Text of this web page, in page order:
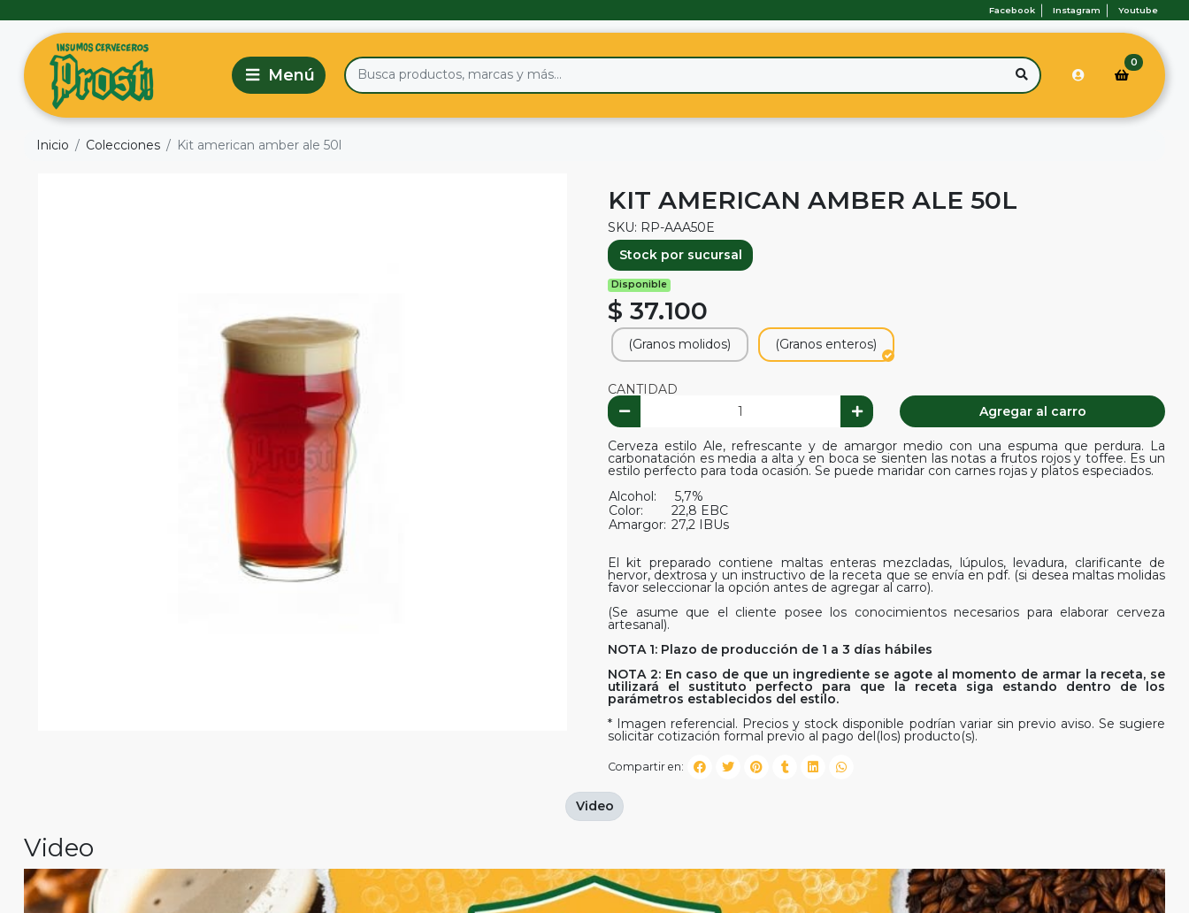
Facebook Instagram Youtube
0
Inicio Colecciones Kit american amber ale 50l
KIT AMERICAN AMBER ALE 50L
SKU: RP-AAA50E
Stock por sucursal
Disponible
$ 37.100
(Granos molidos) (Granos enteros)
CANTIDAD
Agregar al carro
Cerveza estilo Ale, refrescante y de amargor medio con una espuma que perdura. La
carbonatación es media a alta y en boca se sienten las notas a frutos rojos y toffee. Es un
estilo perfecto para toda ocasión. Se puede maridar con carnes rojas y platos especiados.
Alcohol:
5,7%
Color:
22,8 EBC
Amargor: 27,2 IBUs
El kit preparado contiene maltas enteras mezcladas, lúpulos, levadura, clarificante de
hervor, dextrosa y un instructivo de la receta que se envía en pdf. (si desea maltas molidas
favor seleccionar la opción antes de agregar al carro).
(Se asume que el cliente posee los conocimientos necesarios para elaborar cerveza
artesanal).
NOTA 1: Plazo de producción de 1 a 3 días hábiles
NOTA 2: En caso de que un ingrediente se agote al momento de armar la receta, se
utilizará el sustituto perfecto para que la receta siga estando dentro de los
parámetros establecidos del estilo.
* Imagen referencial. Precios y stock disponible podrían variar sin previo aviso. Se sugiere
solicitar cotización formal previo al pago del(los) producto(s).
Compartir en:
Video
Video